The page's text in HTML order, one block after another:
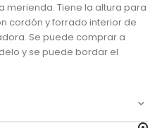
merienda. Tiene la altura para
cordón y forrado interior de
Se puede comprar a
y se puede bordar el